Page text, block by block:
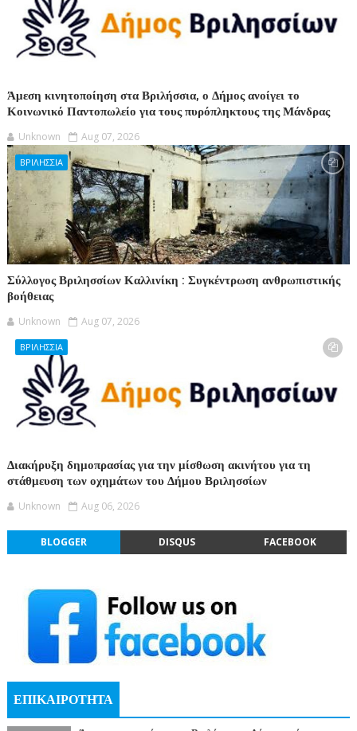
Άμεση κινητοποίηση στα Βριλήσσια, ο Δήμος ανοίγει το
Κοινωνικό Παντοπωλείο για τους πυρόπληκτους της Μάνδρας
Unknown Aug 07, 2026
ΒΡΙΛΗΣΣΙΑ
Σύλλογος Βριλησσίων Καλλινίκη : Συγκέντρωση ανθρωπιστικής
βοήθειας
Unknown Aug 07, 2026
ΒΡΙΛΗΣΣΙΑ
Διακήρυξη δημοπρασίας για την μίσθωση ακινήτου για τη
στάθμευση των οχημάτων του Δήμου Βριλησσίων
Unknown Aug 06, 2026
BLOGGER DISQUS FACEBOOK
ΕΠΙΚΑΙΡΟΤΗΤΑ